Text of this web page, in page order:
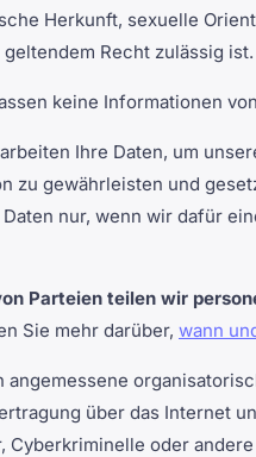
Herkunft, sexuelle
Recht zulässig
keine Informationen
Ihre Daten, um
zu gewährleisten und
nur, wenn wir dafür
Parteien teilen wir
Sie mehr darüber, wann
angemessene
über das Internet
Cyberkriminelle oder